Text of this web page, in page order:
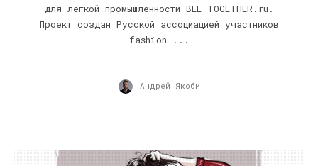
для легкой промышленности BEE-TOGETHER.ru.
Проект создан Русской ассоциацией участников
fashion ...
Андрей Якоби